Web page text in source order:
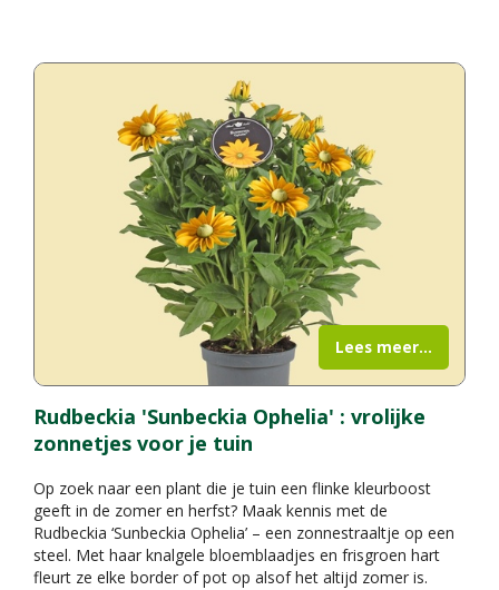
Rudbeckia 'Sunbeckia Ophelia' : vrolijke
zonnetjes voor je tuin
Op zoek naar een plant die je tuin een flinke kleurboost
geeft in de zomer en herfst? Maak kennis met de
Rudbeckia ‘Sunbeckia Ophelia’ – een zonnestraaltje op een
steel. Met haar knalgele bloemblaadjes en frisgroen hart
fleurt ze elke border of pot op alsof het altijd zomer is.
Lees meer...